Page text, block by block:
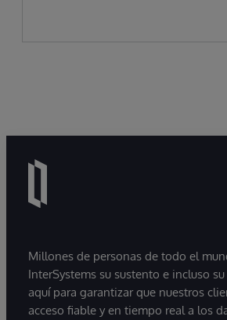
Millones de personas de todo el
InterSystems su sustento e incluso
aquí para garantizar que nuestros
acceso fiable y en tiempo real a los